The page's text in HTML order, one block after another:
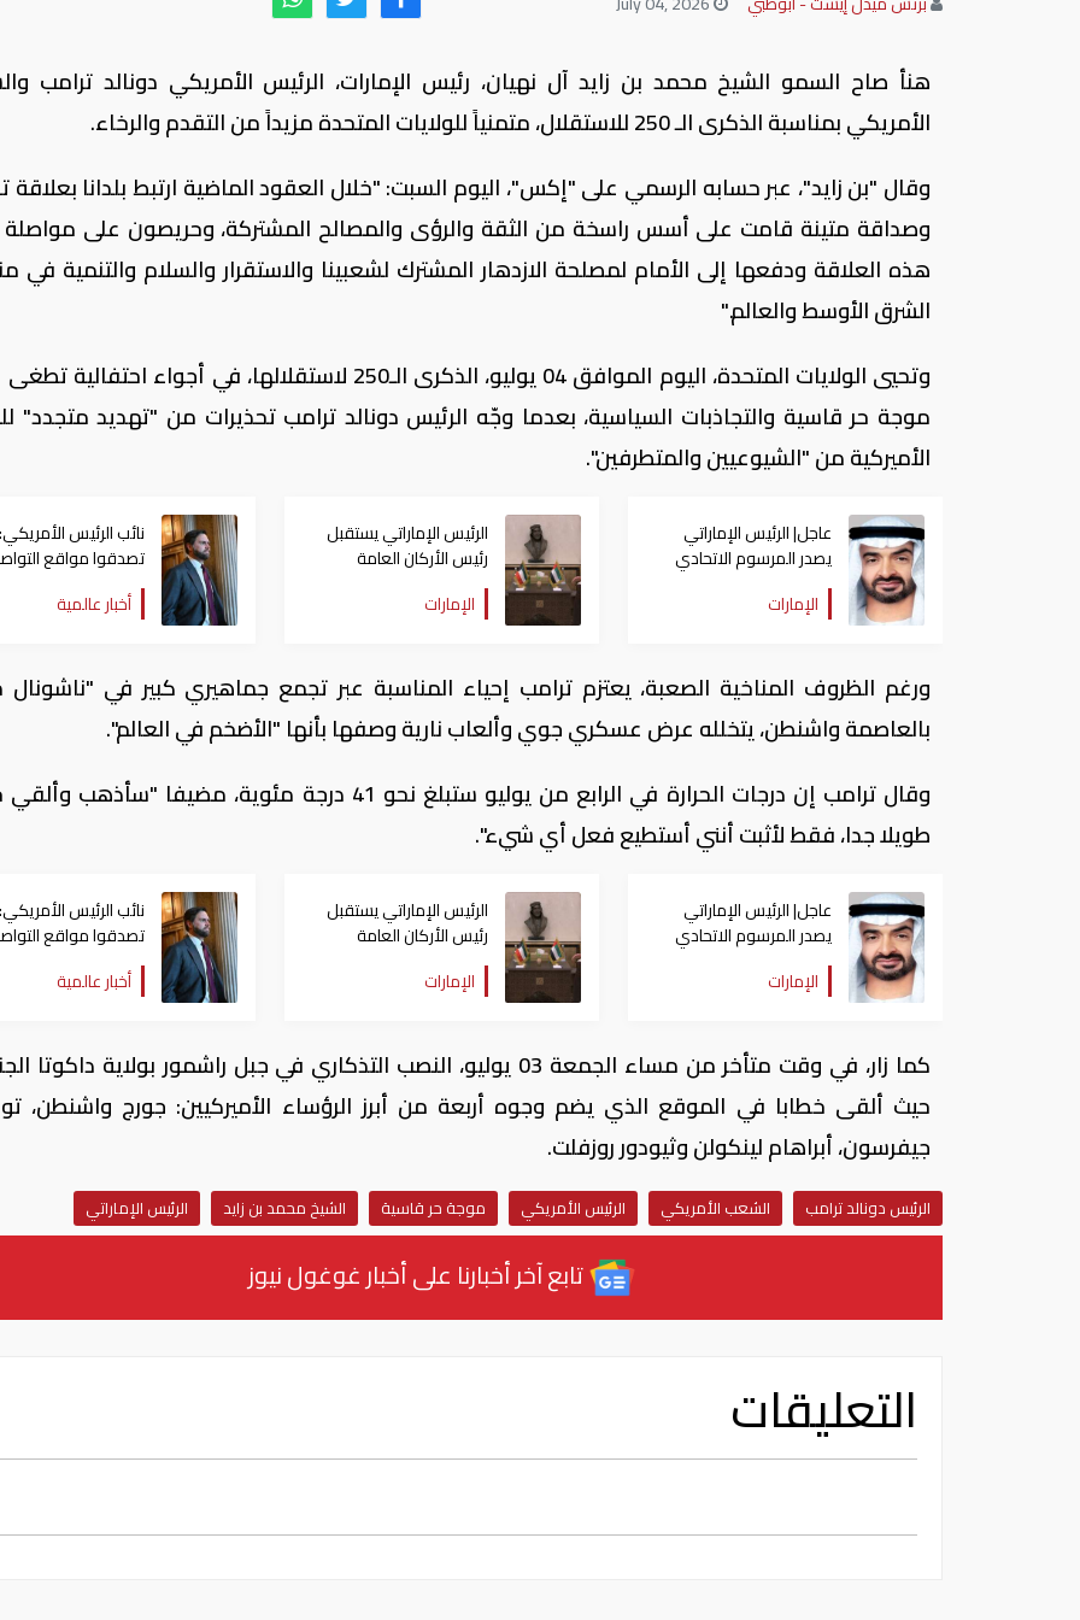
هنأ صاح السمو الشيخ محمد بن زايد آل نهيان، رئيس الإمارات، الرئيس الأمريكي دونالد ترامب
الأمريكي بمناسبة الذكرى الـ 250 للاستقلال، متمنياً للولايات المتحدة مزيداً من التقدم والرخاء.
وقال "بن زايد"، عبر حسابه الرسمي على "إكس"، اليوم السبت: "خلال العقود الماضية ارتبط بلدانا بعلاقة
وصداقة متينة قامت على أسس راسخة من الثقة والرؤى والمصالح المشتركة، وحريصون على مواصلة
هذه العلاقة ودفعها إلى الأمام لمصلحة الازدهار المشترك لشعبينا والاستقرار والسلام والتنمية في
الشرق الأوسط والعالم."
وتحيي الولايات المتحدة، اليوم الموافق 04 يوليو، الذكرى الـ250 لاستقلالها، في أجواء
موجة حر قاسية والتجاذبات السياسية، بعدما وجّه الرئيس دونالد ترامب تحذيرات من "تهديد متجدد"
الأميركية من "الشيوعيين والمتطرفين".
عاجل| الرئيس الإماراتي
يصدر المرسوم الاتحادي
الـ94 لهذا العام
الإمارات
الرئيس الإماراتي يستقبل
رئيس الأركان العامة
للجيش الكويتي
الإمارات
نائب الرئيس
تصدقوا مواقع
الإيرانية
أخبار عالمية
ورغم الظروف المناخية الصعبة، يعتزم ترامب إحياء المناسبة عبر تجمع جماهيري كبير في
بالعاصمة واشنطن، يتخلله عرض عسكري جوي وألعاب نارية وصفها بأنها "الأضخم في العالم".
وقال ترامب إن درجات الحرارة في الرابع من يوليو ستبلغ نحو 41 درجة مئوية، مضيفا
طويلا جدا، فقط لأثبت أنني أستطيع فعل أي شيء".
عاجل| الرئيس الإماراتي
يصدر المرسوم الاتحادي
الـ94 لهذا العام
الإمارات
الرئيس الإماراتي يستقبل
رئيس الأركان العامة
للجيش الكويتي
الإمارات
نائب الرئيس
تصدقوا مواقع
الإيرانية
أخبار عالمية
كما زار، في وقت متأخر من مساء الجمعة 03 يوليو، النصب التذكاري في جبل راشمور بولاية داكوتا
حيث ألقى خطابا في الموقع الذي يضم وجوه أربعة من أبرز الرؤساء الأميركيين: جورج واشنطن،
جيفرسون، أبراهام لينكولن وثيودور روزفلت.
الرئيس دونالد ترامب الشعب الأمريكي الرئيس الأمريكي موجة حر قاسية الشيخ محمد بن زايد الرئيس الإماراتي
تابع آخر أخبارنا على أخبار غوغول نيوز
التعليقات